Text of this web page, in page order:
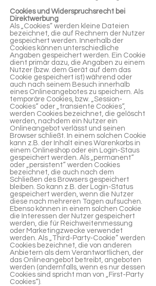
Cookies und Widerspruchsrecht bei
Direktwerbung
Als „Cookies“ werden kleine Dateien
bezeichnet, die auf Rechnern der Nutzer
gespeichert werden. Innerhalb der
Cookies können unterschiedliche
Angaben gespeichert werden. Ein Cookie
dient primär dazu, die Angaben zu einem
Nutzer (bzw. dem Gerät auf dem das
Cookie gespeichert ist) während oder
auch nach seinem Besuch innerhalb
eines Onlineangebotes zu speichern. Als
temporäre Cookies, bzw. „Session-
Cookies“ oder „transiente Cookies“,
werden Cookies bezeichnet, die gelöscht
werden, nachdem ein Nutzer ein
Onlineangebot verlässt und seinen
Browser schließt. In einem solchen Cookie
kann z.B. der Inhalt eines Warenkorbs in
einem Onlineshop oder ein Login-Staus
gespeichert werden. Als „permanent“
oder „persistent“ werden Cookies
bezeichnet, die auch nach dem
Schließen des Browsers gespeichert
bleiben. So kann z.B. der Login-Status
gespeichert werden, wenn die Nutzer
diese nach mehreren Tagen aufsuchen.
Ebenso können in einem solchen Cookie
die Interessen der Nutzer gespeichert
werden, die für Reichweitenmessung
oder Marketingzwecke verwendet
werden. Als „Third-Party-Cookie“ werden
Cookies bezeichnet, die von anderen
Anbietern als dem Verantwortlichen, der
das Onlineangebot betreibt, angeboten
werden (andernfalls, wenn es nur dessen
Cookies sind spricht man von „First-Party
Cookies“).